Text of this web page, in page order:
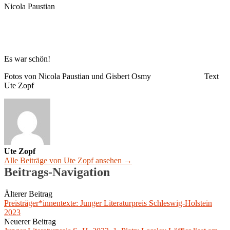
Nicola Paustian
Es war schön!
Fotos von Nicola Paustian und Gisbert Osmy Text
Ute Zopf
Ute Zopf
Alle Beiträge von Ute Zopf ansehen →
Beitrags-Navigation
Älterer Beitrag
Preisträger*innentexte: Junger Literaturpreis Schleswig-Holstein
2023
Neuerer Beitrag